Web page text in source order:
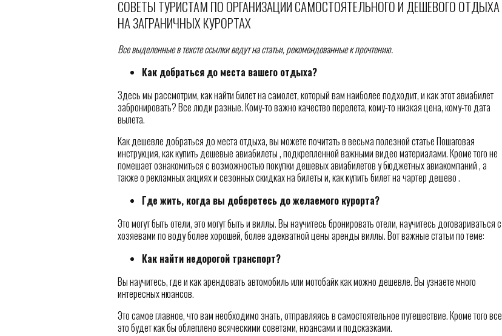
СОВЕТЫ ТУРИСТАМ ПО ОРГАНИЗАЦИИ САМОСТОЯТЕЛЬНОГО И ДЕШЕВОГО ОТДЫХА
НА ЗАГРАНИЧНЫХ КУРОРТАХ
Все выделенные в тексте ссылки ведут на статьи, рекомендованные к прочтению.
Как добраться до места вашего отдыха?
Здесь мы рассмотрим, как найти билет на самолет, который вам наиболее подходит, и как этот авиабилет
забронировать? Все люди разные. Кому-то важно качество перелета, кому-то низкая цена, кому-то дата
вылета.
Как дешевле добраться до места отдыха, вы можете почитать в весьма полезной статье Пошаговая
инструкция, как купить дешевые авиабилеты , подкрепленной важными видео материалами. Кроме того не
помешает ознакомиться с возможностью покупки дешевых авиабилетов у бюджетных авиакомпаний , а
также о рекламных акциях и сезонных скидках на билеты и, как купить билет на чартер дешево .
Где жить, когда вы доберетесь до желаемого курорта?
Это могут быть отели, это могут быть и виллы. Вы научитесь бронировать отели, научитесь договариваться с
хозяевами по воду более хорошей, более адекватной цены аренды виллы. Вот важные статьи по теме:
Как найти недорогой транспорт?
Вы научитесь, где и как арендовать автомобиль или мотобайк как можно дешевле. Вы узнаете много
интересных нюансов.
Это самое главное, что вам необходимо знать, отправляясь в самостоятельное путешествие. Кроме того все
это будет как бы облеплено всяческими советами, нюансами и подсказками.